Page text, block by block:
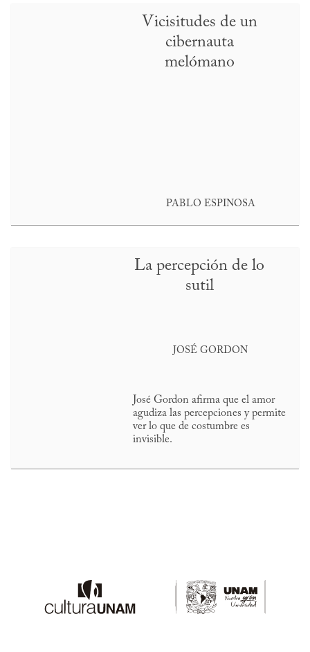
Vicisitudes de un
cibernauta
melómano
PABLO ESPINOSA
La percepción de lo
sutil
JOSÉ GORDON
José Gordon afirma que el amor
agudiza las percepciones y permite
ver lo que de costumbre es
invisible.